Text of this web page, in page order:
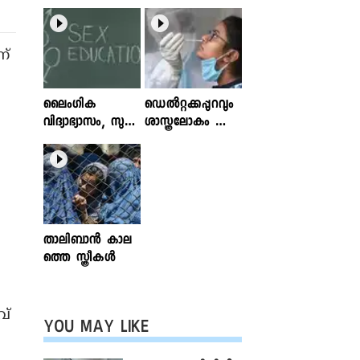
ലൈംഗിക
വിദ്യാഭ്യാസം, സുര
ക്ഷിതവും അ
ല്ലാത്തതുമായ സ്പ
ര്‍ശനങ്ങള്‍; ഇ
ന്‍ഫോക്ലിനിക്ക്
ലേഖനം
വായിക്കാം
ഡെൽറ്റക്കപ്പുറവും
ശാസ്ത്രലോകം ശ്ര
താലിബാന്‍ കാല
ത്തെ സ്ത്രീകള്‍
YOU MAY LIKE